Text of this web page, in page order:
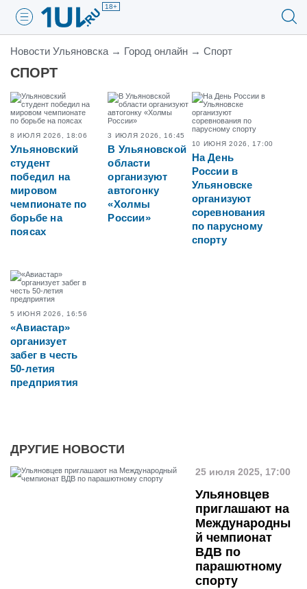
18+
Новости Ульяновска → Город онлайн → Спорт
СПОРТ
8 ИЮЛЯ 2026, 18:06
Ульяновский
студент
победил на
мировом
чемпионате по
борьбе на
поясах
3 ИЮЛЯ 2026, 16:45
В Ульяновской
области
организуют
автогонку
«Холмы
России»
10 ИЮНЯ 2026, 17:00
На День
России в
Ульяновске
организуют
соревнования
по парусному
спорту
5 ИЮНЯ 2026, 16:56
«Авиастар»
организует
забег в честь
50-летия
предприятия
ДРУГИЕ НОВОСТИ
25 июля 2025, 17:00
Ульяновцев
приглашают на
Международны
й чемпионат
ВДВ по
парашютному
спорту